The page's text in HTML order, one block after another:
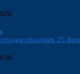
праздник 25